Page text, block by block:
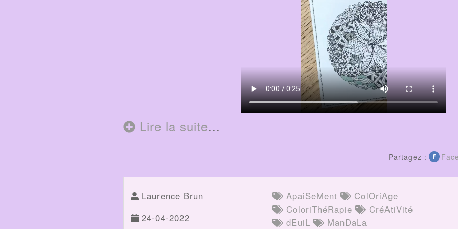
Lire la suite...
Partagez :
Laurence Brun
24-04-2022
ApaiSeMent
ColOriAge
ColoriThéRapie
CréAtiVité
dEuiL
ManDaLa